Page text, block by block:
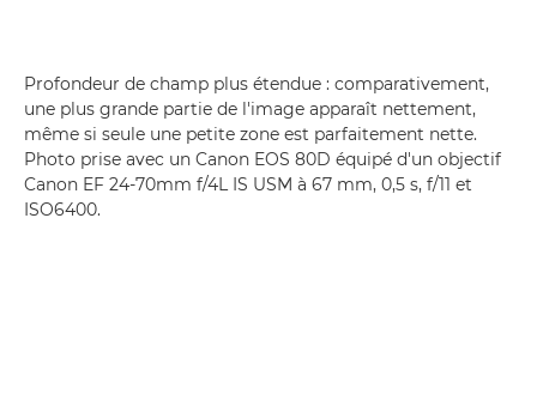
Profondeur de champ plus étendue : comparativement,
une plus grande partie de l'image apparaît nettement,
même si seule une petite zone est parfaitement nette.
Photo prise avec un Canon EOS 80D équipé d'un objectif
Canon EF 24-70mm f/4L IS USM à 67 mm, 0,5 s, f/11 et
ISO6400.